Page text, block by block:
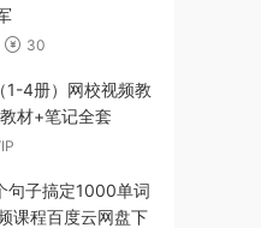
30
1-4册）网校视频教
材+笔记全套
句子搞定1000单词
课程百度云网盘下